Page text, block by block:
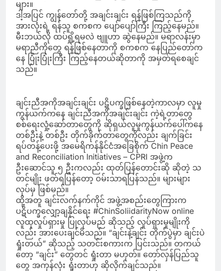
များ။
ဒါ့အပြင် ကျွန်တော်တို့ အချင်းချင်း ရန်ဖြစ်ကြသည်ကို
အားလုံးရဲ့ ရန်သူ စကစက ပျော်ပျော်ကြီး ကြည့်နေမည်။
မီးဘယ်လို ထပ်ရှို့ရမလဲ ဗျူဟာ ဆွဲနေမည်။ မရာလန်းမှာ
မရာညီကိုတွေ ရန်ဖြစ်နေတာကို စကစက နေပြည်တော်က
နေ ပြုံးပြုံးကြီး ကြည့်နေတယ်ဆိုတာကို အမှတ်ရစေချင်
သည်။
ချင်းညီအကိုအချင်းချင်း ပဋိပက္ခဖြစ်နေတဲ့ကာလမှာ လူမှု
ကွန်ယက်ကနေ ချင်းညီအကိုအချင်းချင်း ကဲ့ရဲ့တာတွေ
စစ်ရေးလှုံ့ဆော်တာတွေကို ဆိုရှယ်လူမှုကွန်ယက်ပေါ်ကနေ
တစ်ဦးနဲ့ တစ်ဦး တိုက်ခိုက်တာတွေကိုလည်း ချက်ခြင်း
ရပ်တန့်ပေးဖို့ အမေရိကန်နိုင်ငံအခြေစိုက် Chin Peace
and Reconciliation Initiatives – CPRI အဖွဲ့က
ဦးဆောင်သူ ၅ ဦးကလည်း ထုတ်ပြန်တောင်းဆို ဆိုတဲ့ သ
တင်မျိုး ဖတ်ရပြန်တော့ ဝမ်းသာရပြန်သည်။ များများ
လုပ်မှ ဖြစ်မည်။
ထို့အတူ ချင်းလက်နက်ကိုင် အဖွဲ့အစည်းတွေကြားက
ပဋိပက္ခလျှော့ချနိုင်ရေး #ChinSoliidarityNow online
လူထုလှုပ်ရှားမှု ပြုလုပ်မည် ဆိုသည့် လှုပ်ရှားမှုမျိုးကို
လည်း အားပေးချင်မိသည်။ “ချင်းနဲ့ချင်း တိုက်ပွဲမှာ ချင်းပဲ
ရှုံးတယ်” ဆိုသည့် သတင်းစကားက ပြင်းသည်။ တကယ်
တော့ “ချင်း” တွေတင် ရှုံးတာ မဟုတ်။ တော်လှန်ပြည်သူ
တွေ အကုန်လုံး ရှုံးတာဟု ဆိုလိုက်ချင်သည်။